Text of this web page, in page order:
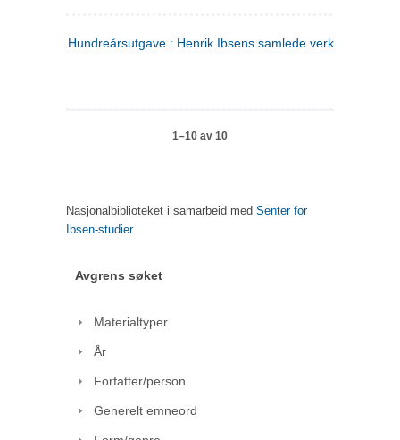
Hundreårsutgave : Henrik Ibsens samlede verker. 1
1–10 av 10
Nasjonalbiblioteket i samarbeid med Senter for
Ibsen-studier
Avgrens søket
Materialtyper
År
Forfatter/person
Generelt emneord